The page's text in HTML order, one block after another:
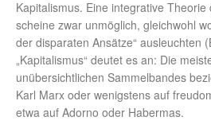
Kapitalismus. Eine integrative
scheine zwar unmöglich, gleichwohl
der disparaten Ansätze“ ausleuchten
„Kapitalismus“ deutet es an: Die
unübersichtlichen Sammelbandes
Karl Marx oder wenigstens auf
etwa auf Adorno oder Habermas.